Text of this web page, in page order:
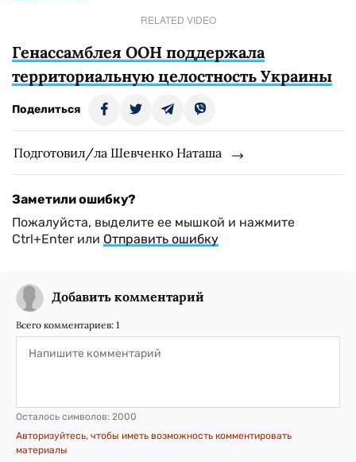
RELATED VIDEO
Генассамблея ООН поддержала
территориальную целостность Украины
Поделиться
Подготовил/ла Шевченко Наташа
Заметили ошибку?
Пожалуйста, выделите ее мышкой и нажмите
Ctrl+Enter или Отправить ошибку
Добавить комментарий
Всего комментариев: 1
Осталось символов: 2000
Авторизуйтесь, чтобы иметь возможность комментировать
материалы